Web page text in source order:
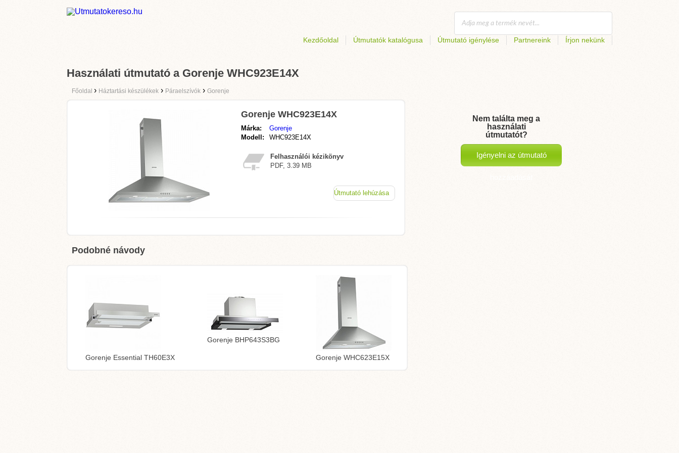
Kezdőoldal Útmutatók katalógusa Útmutató igénylése Partnereink Írjon nekünk
Használati útmutató a Gorenje WHC923E14X
Főoldal › Háztartási készülékek › Páraelszívók › Gorenje
Gorenje WHC923E14X
Márka:
Gorenje
Modell:
WHC923E14X
Felhasználói kézikönyv
PDF, 3.39 MB
Útmutató lehúzása
Podobné návody
Gorenje Essential TH60E3X
Gorenje BHP643S3BG
Gorenje WHC623E15X
Nem találta meg a
használati
útmutatót?
Igényelni az útmutató